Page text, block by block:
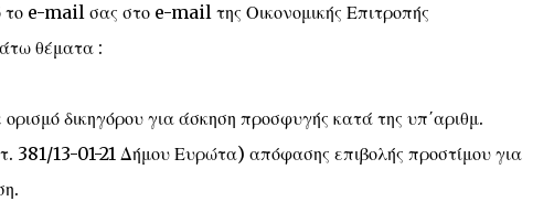
e-mail σας στο e-mail της Οικονομικής Επιτροπής
θέματα :
δικηγόρου για άσκηση προσφυγής κατά της υπ΄αριθμ.
13-01-21 Δήμου Ευρώτα) απόφασης επιβολής προστίμου για